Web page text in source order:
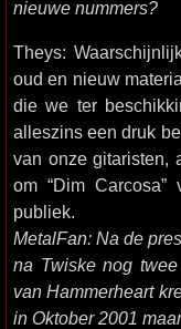
nieuwe nummers?
Theys:
oud en nieuw
die we ter
alleszins een druk
van onze gitaristen,
om “Dim
publiek.
MetalFan: Na de
na Twiske nog
van Hammerheart
in Oktober 2001